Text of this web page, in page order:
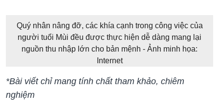
Quý nhân nâng đỡ, các khía cạnh trong công việc của
người tuổi Mùi đều được thực hiện dễ dàng mang lại
nguồn thu nhập lớn cho bản mệnh - Ảnh minh họa:
Internet
*Bài viết chỉ mang tính chất tham khảo, chiêm
nghiệm